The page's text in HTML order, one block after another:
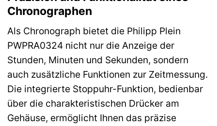
Chronographen
Als Chronograph bietet die Philipp Plein
PWPRA0324 nicht nur die Anzeige der
Stunden, Minuten und Sekunden, sondern
auch zusätzliche Funktionen zur Zeitmessung.
Die integrierte Stoppuhr-Funktion, bedienbar
über die charakteristischen Drücker am
Gehäuse, ermöglicht Ihnen das präzise